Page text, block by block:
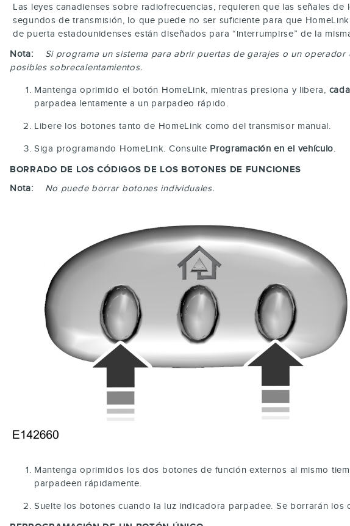
Las leyes canadienses sobre radiofrecuencias, requieren que las señales
segundos de transmisión, lo que puede no ser suficiente para que
de puerta estadounidenses están diseñados para “interrumpirse” de la
Nota:
Si programa un sistema para abrir puertas de garajes o un
posibles sobrecalentamientos.
Mantenga oprimido el botón HomeLink, mientras presiona y libera,
parpadea lentamente a un parpadeo rápido.
Libere los botones tanto de HomeLink como del transmisor manual.
Siga programando HomeLink. Consulte Programación en el vehículo.
BORRADO DE LOS CÓDIGOS DE LOS BOTONES DE FUNCIONES
Nota: No puede borrar botones individuales.
Mantenga oprimidos los dos botones de función externos al mismo
parpadeen rápidamente.
Suelte los botones cuando la luz indicadora parpadee. Se borrarán